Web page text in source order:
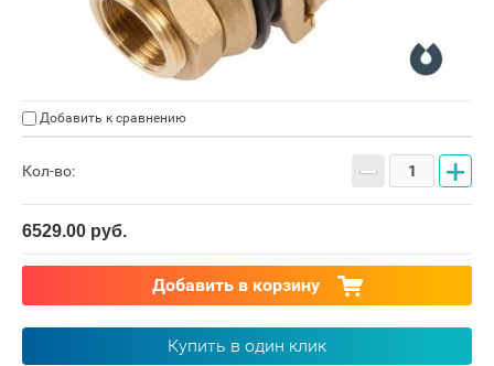
Добавить к сравнению
Кол-во: − +
6529.00 руб.
Добавить в корзину
Купить в один клик